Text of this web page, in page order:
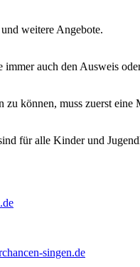
weitere Angebote.
auch den Ausweis
zu können, muss zuerst
für alle Kinder und
Mitri
singen.de